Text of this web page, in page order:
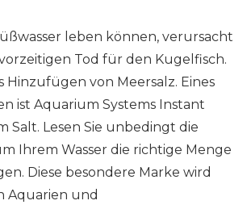
leben können, verursacht
Tod für den Kugelfisch.
Hinzufügen von Meersalz. Eines
ist Aquarium Systems Instant
Salt. Lesen Sie unbedingt die
Ihrem Wasser die richtige Menge
Diese besondere Marke wird
Aquarien und